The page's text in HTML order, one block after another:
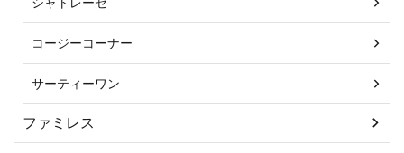
コージーコーナー
サーティーワン
ファミレス